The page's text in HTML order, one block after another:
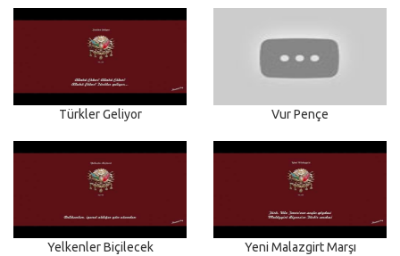
Türkler Geliyor Vur Pençe
Yelkenler Biçilecek Yeni Malazgirt Marşı